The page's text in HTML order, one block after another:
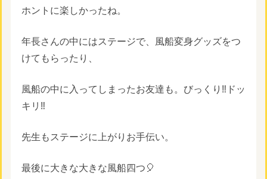
ホントに楽しかったね。
年長さんの中にはステージで、風船変身グッズをつ
けてもらったり、
風船の中に入ってしまったお友達も。びっくり‼️ドッ
キリ‼️
先生もステージに上がりお手伝い。
最後に大きな大きな風船四つ🎈